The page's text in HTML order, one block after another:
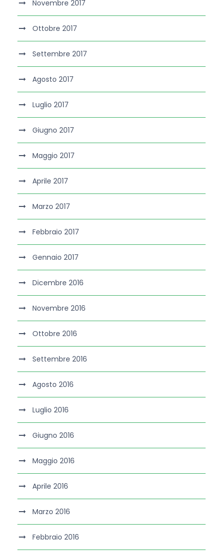
Novembre 2017
Ottobre 2017
Settembre 2017
Agosto 2017
Luglio 2017
Giugno 2017
Maggio 2017
Aprile 2017
Marzo 2017
Febbraio 2017
Gennaio 2017
Dicembre 2016
Novembre 2016
Ottobre 2016
Settembre 2016
Agosto 2016
Luglio 2016
Giugno 2016
Maggio 2016
Aprile 2016
Marzo 2016
Febbraio 2016